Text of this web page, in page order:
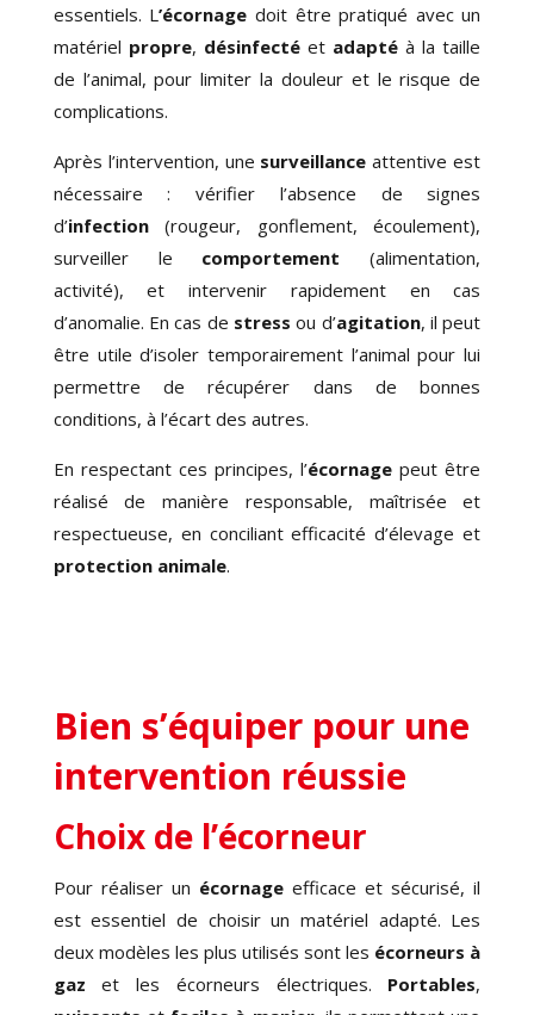
essentiels. L’écornage doit être pratiqué avec un
matériel propre, désinfectéet adapté à la taille
de l’animal, pour limiter la douleur et le risque de
complications.
Après l’intervention, une surveillance attentive est
nécessaire : vérifier l’absence de signes
d’infection(rougeur, gonflement, écoulement),
surveiller le comportement (alimentation,
activité), et intervenir rapidement en cas
d’anomalie. En cas de stress ou d’agitation, il peut
être utile d’isoler temporairement l’animal pour lui
permettre de récupérer dans de bonnes
conditions, à l’écart des autres.
En respectant ces principes, l’écornage peut être
réalisé de manière responsable, maîtrisée et
respectueuse, en conciliant efficacité d’élevage et
protection animale.
Bien s’équiper pour une
intervention réussie
Choix de l’écorneur
Pour réaliser un écornageefficace et sécurisé, il
est essentiel de choisir un matériel adapté. Les
deux modèles les plus utilisés sont les écorneurs à
gaz et les écorneurs électriques. Portables,